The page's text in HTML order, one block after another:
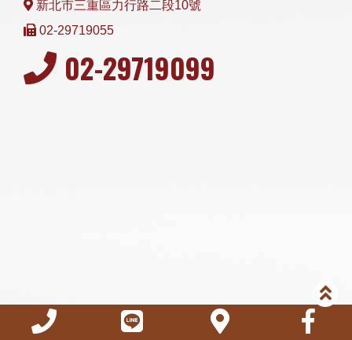
新北市三重區力行路二段10號
02-29719055
02-29719099